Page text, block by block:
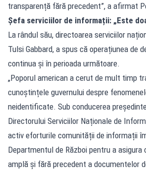
transparență fără precedent”, a afirmat
Șefa serviciilor de informații: „Este
La rândul său, directoarea serviciilor
Tulsi Gabbard, a spus că operațiunea de
continua și în perioada următoare.
„Poporul american a cerut de mult timp
cunoștințele guvernului despre
neidentificate. Sub conducerea
Directorului Serviciilor Naționale de
activ eforturile comunității de informații
Departmentul de Război pentru a asigura
amplă și fără precedent a documentelor